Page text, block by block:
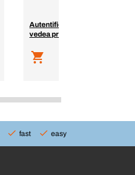
Autentificaţi-vă pentru a
vedea preţurile
fast easy